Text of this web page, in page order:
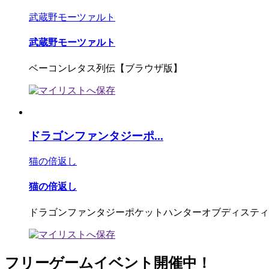
武蔵野モーツァルト
武蔵野モーツァルト
ベーコンレタス列伝【ブラウザ版】
ドラゴンファンタジーポ...
猫の倍返し
猫の倍返し
ドラゴンファンタジーポケットハンターオブディステ
フリーゲームイベント開催中！